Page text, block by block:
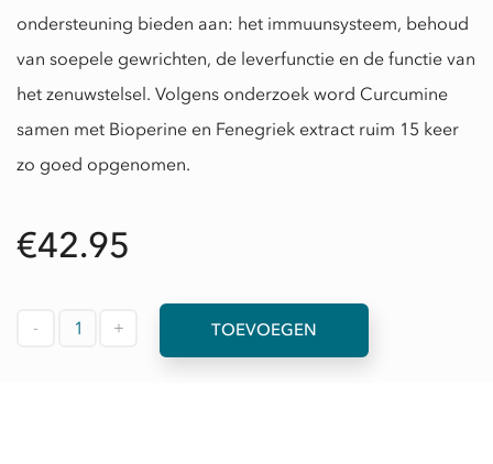
ondersteuning bieden aan: het immuunsysteem, behoud
van soepele gewrichten, de leverfunctie en de functie van
het zenuwstelsel. Volgens onderzoek word Curcumine
samen met Bioperine en Fenegriek extract ruim 15 keer
zo goed opgenomen.
€42.95
- + TOEVOEGEN